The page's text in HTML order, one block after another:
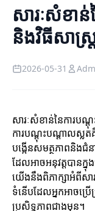
សារៈសំខា
និងវិធីសាស្ត្
2026-05-31
សារៈសំខាន់នៃការបណ្
ការបណ្តុះបណ្តាលស្លត
បង្កើនសមត្ថភាពនិង
ដែលអាចអនុវត្តបានក្នុ
យើងនឹងពិភាក្សាអំពីសា
ទំនើបដែលអ្នកអាចប្រើ
ប្រសិទ្ធភាពជាងមុន។